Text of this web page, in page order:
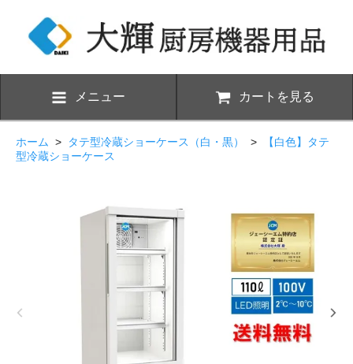
メニュー カートを見る
ホーム > タテ型冷蔵ショーケース（白・黒） >
【白色】タテ
型冷蔵ショーケース